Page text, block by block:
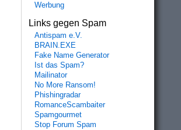
Werbung
Links gegen Spam
Antispam e.V.
BRAIN.EXE
Fake Name Generator
Ist das Spam?
Mailinator
No More Ransom!
Phishingradar
RomanceScambaiter
Spamgourmet
Stop Forum Spam